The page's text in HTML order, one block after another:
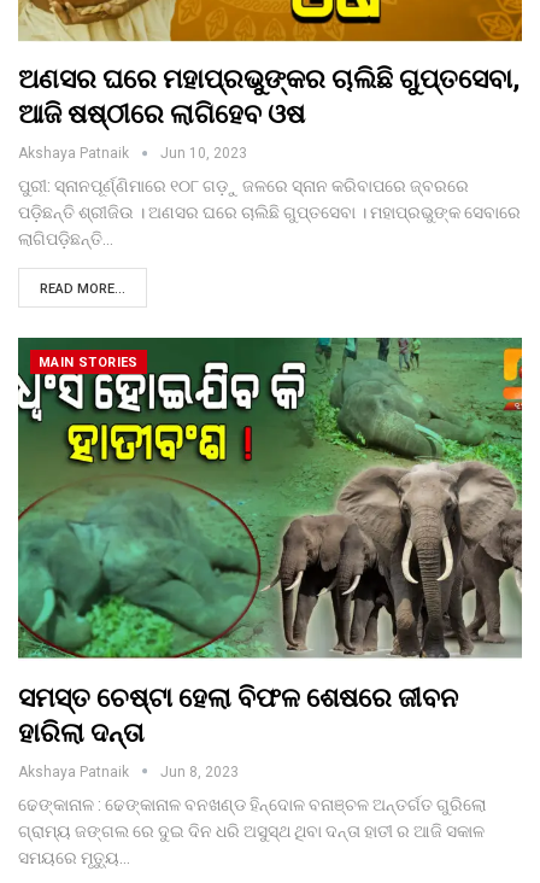
ଅଣସର ଘରେ ମହାପ୍ରଭୁଙ୍କର ଚାଲିଛି ଗୁପ୍ତସେବା,
ଆଜି ଷଷ୍ଠୀରେ ଲାଗିହେବ ଓଷ
Akshaya Patnaik Jun 10, 2023
ପୁରୀ: ସ୍ନାନପୂର୍ଣ୍ଣିମାରେ ୧୦୮ ଗଡ଼ୁ ଜଳରେ ସ୍ନାନ କରିବାପରେ ଜ୍ବରରେ
ପଡ଼ିଛନ୍ତି ଶ୍ରୀଜିଉ । ଅଣସର ଘରେ ଚାଲିଛି ଗୁପ୍ତସେବା । ମହାପ୍ରଭୁଙ୍କ ସେବାରେ
ଲାଗିପଡ଼ିଛନ୍ତି…
READ MORE...
MAIN STORIES
ସମସ୍ତ ଚେଷ୍ଟା ହେଲା ବିଫଳ ଶେଷରେ ଜୀବନ
ହାରିଲା ଦନ୍ତା
Akshaya Patnaik Jun 8, 2023
ଢେଙ୍କାନାଳ : ଢେଙ୍କାନାଳ ବନଖଣ୍ଡ ହିନ୍ଦୋଳ ବନାଞ୍ଚଳ ଅନ୍ତର୍ଗତ ଗୁରିଲୋ
ଗ୍ରାମ୍ୟ ଜଙ୍ଗଲ ରେ ଦୁଇ ଦିନ ଧରି ଅସୁସ୍ଥ ଥିବା ଦନ୍ତା ହାତୀ ର ଆଜି ସକାଳ
ସମୟରେ ମୃତ୍ୟୁ…